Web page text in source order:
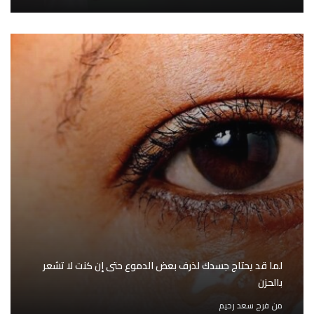
لما قد يحتاج جسدك لذرف بعض الدموع حتى إن كنت لا تشعر
بالحزن
من فرح سعد رحيم